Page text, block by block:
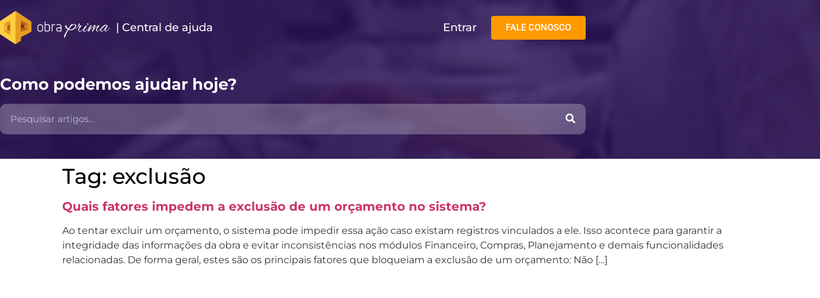
| Central de ajuda​ Entrar FALE CONOSCO
Como podemos ajudar hoje?
Tag: exclusão
Quais fatores impedem a exclusão de um orçamento no sistema?
Ao tentar excluir um orçamento, o sistema pode impedir essa ação caso existam registros vinculados a ele. Isso acontece para garantir a
integridade das informações da obra e evitar inconsistências nos módulos Financeiro, Compras, Planejamento e demais funcionalidades
relacionadas. De forma geral, estes são os principais fatores que bloqueiam a exclusão de um orçamento: Não […]